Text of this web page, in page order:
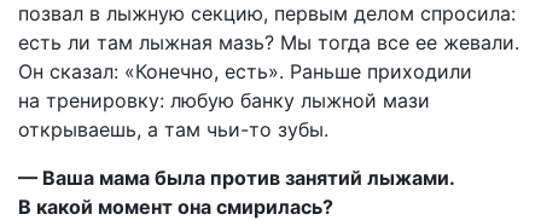
позвал в лыжную секцию, первым делом спросила:
есть ли там лыжная мазь? Мы тогда все ее жевали.
Он сказал: «Конечно, есть». Раньше приходили
на тренировку: любую банку лыжной мази
открываешь, а там чьи-то зубы.
— Ваша мама была против занятий лыжами.
В какой момент она смирилась?